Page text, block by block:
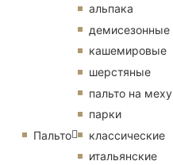
Пальто
альпака
демисезонные
кашемировые
шерстяные
пальто на меху
парки
классические
итальянские